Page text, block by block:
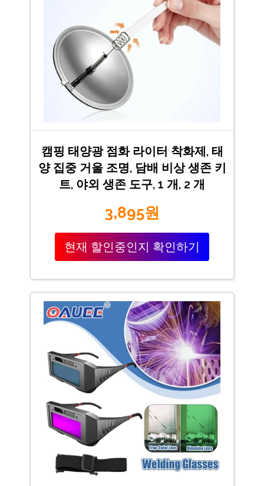
캠핑 태양광 점화 라이터 착화제, 태
양 집중 거울 조명, 담배 비상 생존 키
트, 야외 생존 도구, 1 개, 2 개
3,895원
현재 할인중인지 확인하기